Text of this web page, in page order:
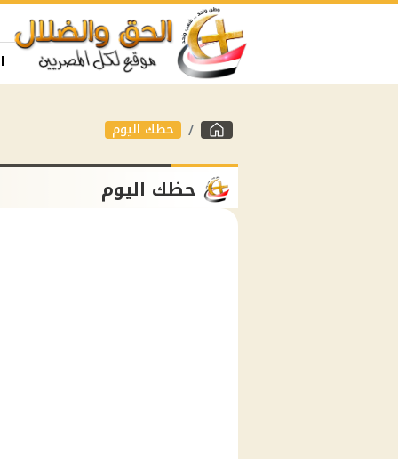
حظك اليوم
حظك اليوم